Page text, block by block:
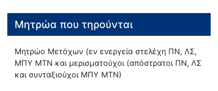
Μητρώα που τηρούνται
Μητρώο Μετόχων (εν ενεργεία στελέχη ΠΝ, ΛΣ,
ΜΠΥ ΜΤΝ και μερισματούχοι (απόστρατοι ΠΝ, ΛΣ
και συνταξιούχοι ΜΠΥ ΜΤΝ)